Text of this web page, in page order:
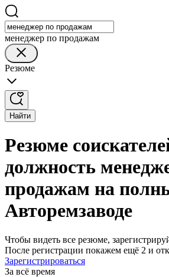
менеджер по продажам
Резюме
Найти
Резюме
должность
продажам на
Авторемзаводе
Чтобы видеть все резюме,
После регистрации покажем ещё 2 и
Зарегистрироваться
За всё время